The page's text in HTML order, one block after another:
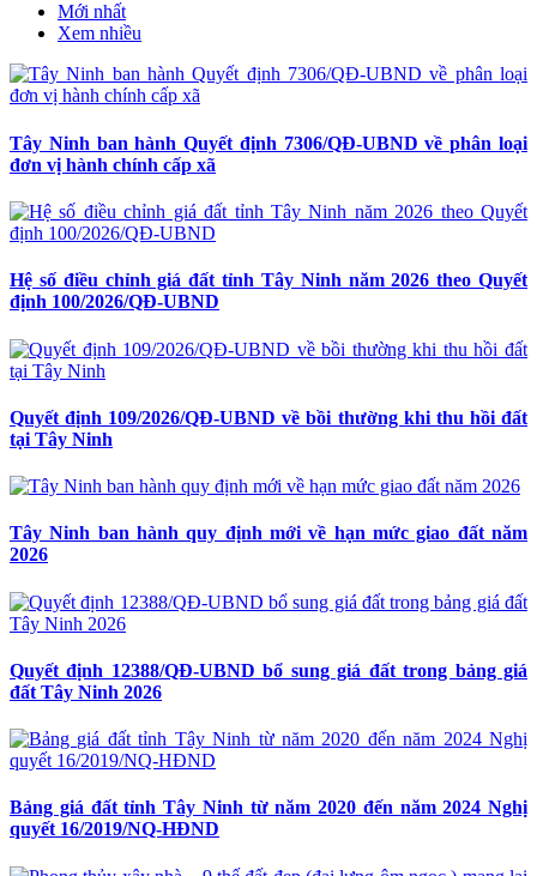
Mới nhất
Xem nhiều
Tây Ninh ban hành Quyết định 7306/QĐ-UBND về phân loại
đơn vị hành chính cấp xã
Hệ số điều chỉnh giá đất tỉnh Tây Ninh năm 2026 theo Quyết
định 100/2026/QĐ-UBND
Quyết định 109/2026/QĐ-UBND về bồi thường khi thu hồi đất
tại Tây Ninh
Tây Ninh ban hành quy định mới về hạn mức giao đất năm
2026
Quyết định 12388/QĐ-UBND bổ sung giá đất trong bảng giá
đất Tây Ninh 2026
Bảng giá đất tỉnh Tây Ninh từ năm 2020 đến năm 2024 Nghị
quyết 16/2019/NQ-HĐND